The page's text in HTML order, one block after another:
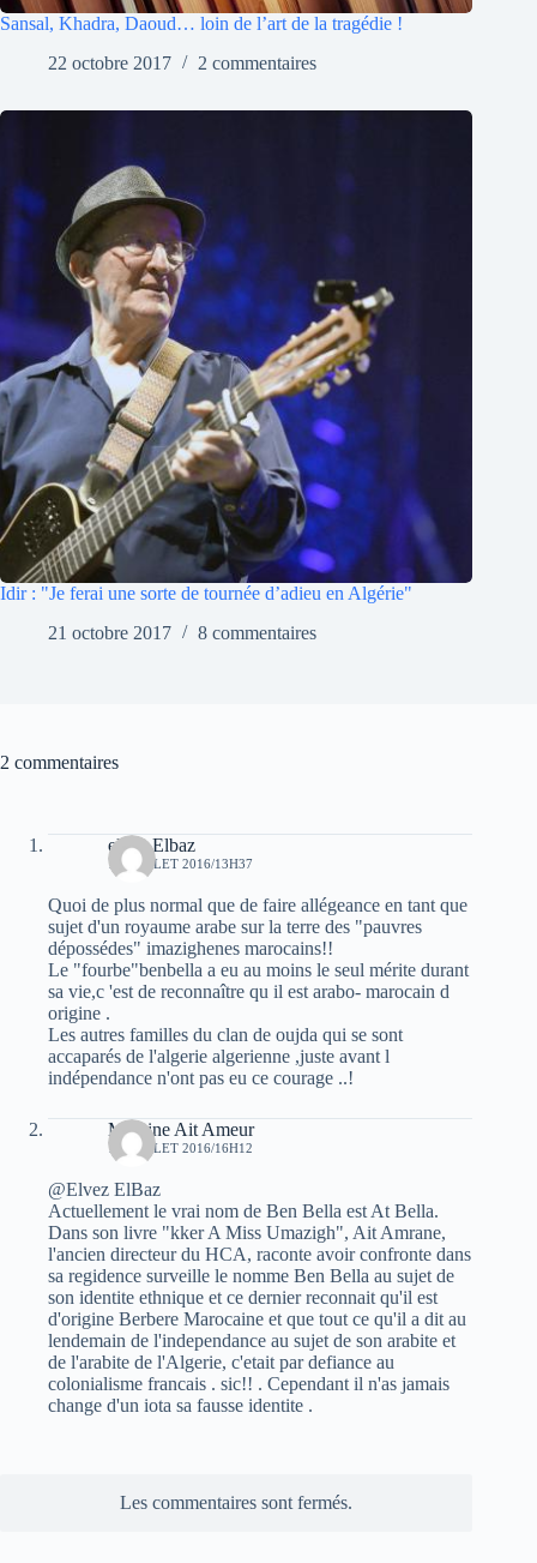
Sansal, Khadra, Daoud… loin de l’art de la tragédie !
22 octobre 2017
2 commentaires
Idir : "Je ferai une sorte de tournée d’adieu en Algérie"
21 octobre 2017
8 commentaires
2 commentaires
elvez Elbaz
13 JUILLET 2016/13H37
Quoi de plus normal que de faire allégeance en tant que
sujet d'un royaume arabe sur la terre des "pauvres
dépossédes" imazighenes marocains!!
Le "fourbe"benbella a eu au moins le seul mérite durant
sa vie,c 'est de reconnaître qu il est arabo- marocain d
origine .
Les autres familles du clan de oujda qui se sont
accaparés de l'algerie algerienne ,juste avant l
indépendance n'ont pas eu ce courage ..!
Massine Ait Ameur
16 JUILLET 2016/16H12
@Elvez ElBaz
Actuellement le vrai nom de Ben Bella est At Bella.
Dans son livre "kker A Miss Umazigh", Ait Amrane,
l'ancien directeur du HCA, raconte avoir confronte dans
sa regidence surveille le nomme Ben Bella au sujet de
son identite ethnique et ce dernier reconnait qu'il est
d'origine Berbere Marocaine et que tout ce qu'il a dit au
lendemain de l'independance au sujet de son arabite et
de l'arabite de l'Algerie, c'etait par defiance au
colonialisme francais . sic!! . Cependant il n'as jamais
change d'un iota sa fausse identite .
Les commentaires sont fermés.